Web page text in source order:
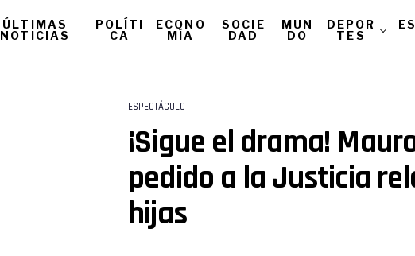
ÚLTIMAS
NOTICIAS
POLÍTI
CA
ECONO
MÍA
SOCIE
DAD
MUN
DO
DEPOR
TES
ESPECTÁCULO
¡Sigue el drama!
pedido a la Justicia
hijas